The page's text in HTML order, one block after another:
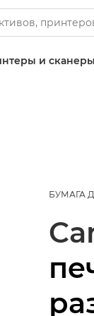
и сканеры
БУМАГА